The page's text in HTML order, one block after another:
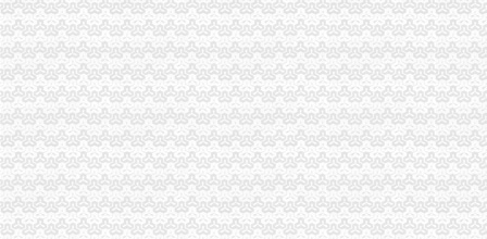
市局充分发挥登记管理职能作用 服务“两翼”重庆分公司注销农户万元增收成效
注册局大力推进重庆农村商业银行股份有限公司重组上市重庆税务注销
长寿局重庆代办公司大力促进非公经济组织创先争优
经开区局重庆营业执照注销化监管工作规范美博会广告宣
江津局大力扶持微型企业参与市重庆公司注销场竞争
北碚局重庆代办公司开展涉外中介行业清理整顿
合川局重庆分公司注销积做好微型企业持续发展工作
市重庆代办公司局副局长李林出席巴南工商分局与邹城市工商局友好合作协议
市重庆营业执照注销局副局长李林出席北碚区学校食品安全义务监督员聘任大会
江津局重庆税务注销加知识产权保护力度